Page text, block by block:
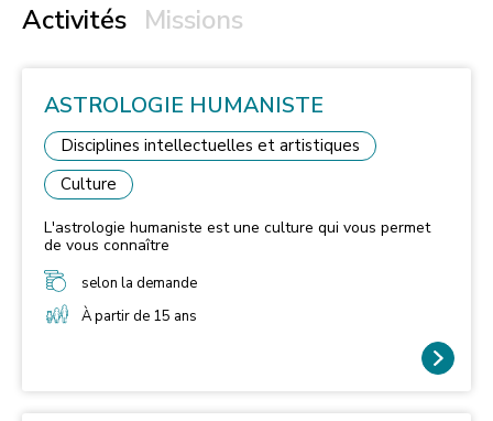
Activités Missions
ASTROLOGIE HUMANISTE
Disciplines intellectuelles et artistiques
Culture
L'astrologie humaniste est une culture qui vous permet
de vous connaître
selon la demande
À partir de 15 ans